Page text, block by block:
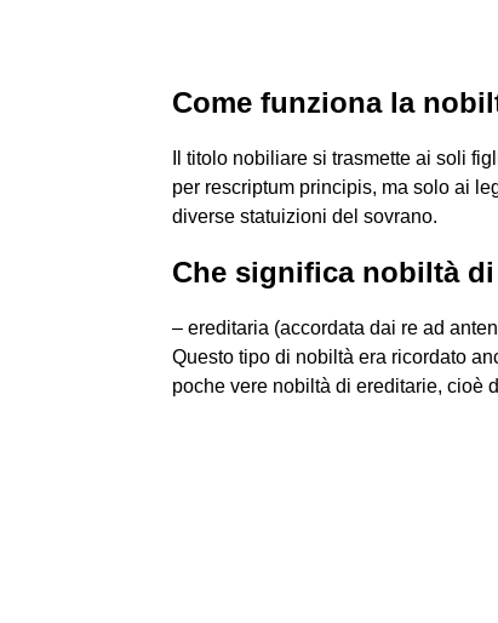
Come funziona la
Il titolo nobiliare si trasmette ai soli
per rescriptum principis, ma solo ai
diverse statuizioni del sovrano.
Che significa nobiltà
– ereditaria (accordata dai re ad
Questo tipo di nobiltà era ricordato
poche vere nobiltà di ereditarie, cioè